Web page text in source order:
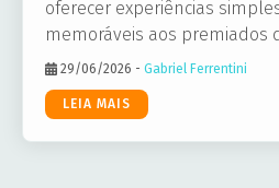
oferecer experiências
memoráveis aos premiados
29/06/2026 - Gabriel Ferrentini
LEIA MAIS